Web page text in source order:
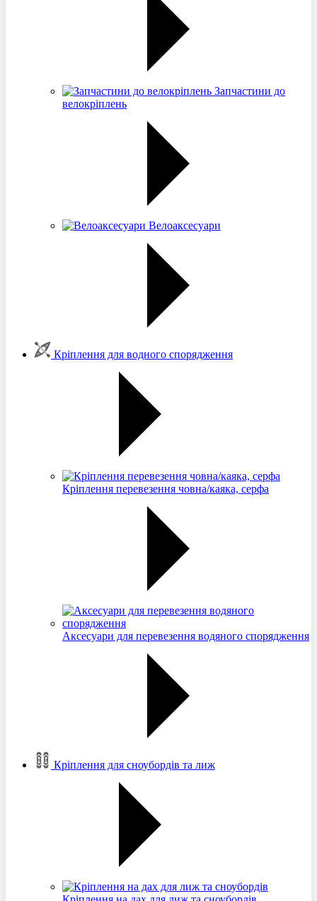
Запчастини до
велокріплень
Велоаксесуари
Кріплення для водного спорядження
Кріплення перевезення човна/каяка, серфа
Аксесуари для перевезення водяного спорядження
Кріплення для сноубордів та лиж